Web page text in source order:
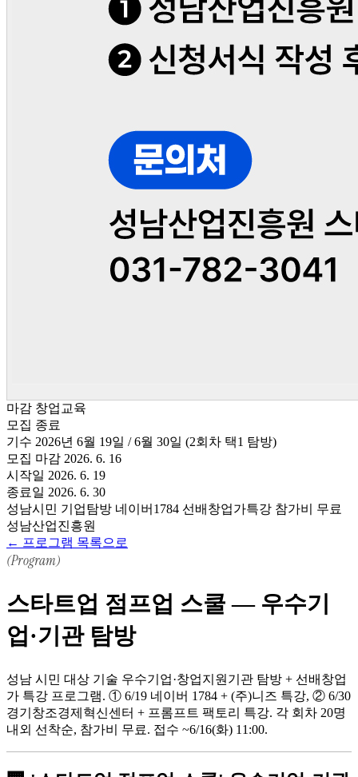
마감 창업교육
모집 종료
기수 2026년 6월 19일 / 6월 30일 (2회차 택1 탐방)
모집 마감 2026. 6. 16
시작일 2026. 6. 19
종료일 2026. 6. 30
성남시민 기업탐방 네이버1784 선배창업가특강 참가비 무료
성남산업진흥원
← 프로그램 목록으로
(Program)
스타트업 점프업 스쿨 — 우수기
업·기관 탐방
성남 시민 대상 기술 우수기업·창업지원기관 탐방 + 선배창업
가 특강 프로그램. ① 6/19 네이버 1784 + (주)니즈 특강, ② 6/30
경기창조경제혁신센터 + 프롬프트 팩토리 특강. 각 회차 20명
내외 선착순, 참가비 무료. 접수 ~6/16(화) 11:00.